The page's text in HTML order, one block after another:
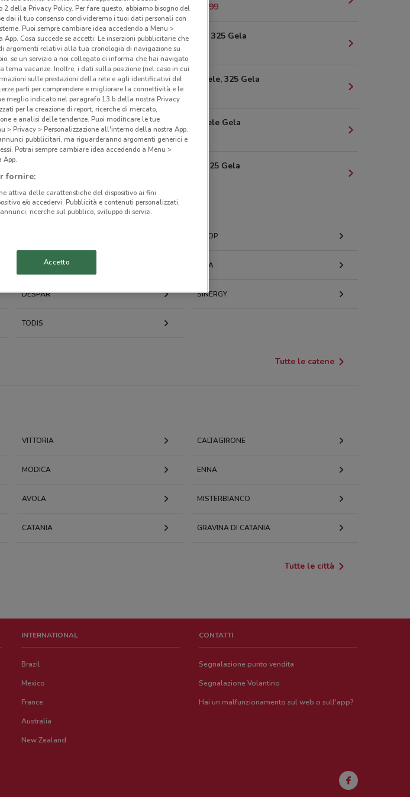
0.013606042651768999
Corso Vitt.emanuele 325 Gela
17 m
C.So Vittorio Emanuele, 325 Gela
17 m
325 C.So Vitt.Emanuele Gela
17 m
C.SO V. EMANUELE 325 Gela
C.SO V. EMANUELE 325
C.So Vitt.Emanuele, 325 Gela
Via Enrico Mattei Gela
C.So Vittorio Emanuele, 285 Gela
COOP
EUROSPIN SISA
DESPAR SINERGY
TODIS
Tutte le catene
VITTORIA CALTAGIRONE
MODICA ENNA
AVOLA MISTERBIANCO
CATANIA GRAVINA DI CATANIA
Tutte le città
INTERNATIONAL
Brazil
Mexico
France
Australia
New Zealand
CONTATTI
Segnalazione punto vendita
Segnalazione Volantino
Hai un malfunzionamento sul web o sull'app?
della Privacy Policy. Per fare questo, abbiamo bisogno del
il tuo consenso condivideremo i tuoi dati personali con
Puoi sempre cambiare idea accedendo a Menu >
Cosa succede se accetti: Le inserzioni pubblicitarie che
argomenti relativi alla tua cronologia di navigazione su
se un servizio a noi collegato ci informa che hai navigato
vacanze. Inoltre, i dati sulla posizione (nel caso in cui
sulle prestazioni della rete e agli identificativi del
parti per comprendere e migliorare la connettività e le
meglio indicato nel paragrafo 13.b della nostra Privacy
per la creazione di report, ricerche di mercato,
e analisi delle tendenze. Puoi modificare le tue
> Privacy > Personalizzazione all'interno della nostra App.
pubblicitari, ma riguarderanno argomenti generici e
Potrai sempre cambiare idea accedendo a Menu >
App.
fornire:
attiva delle caratteristiche del dispositivo ai fini
e/o accedervi. Pubblicità e contenuti personalizzati,
ricerche sul pubblico, sviluppo di servizi.
Accetto